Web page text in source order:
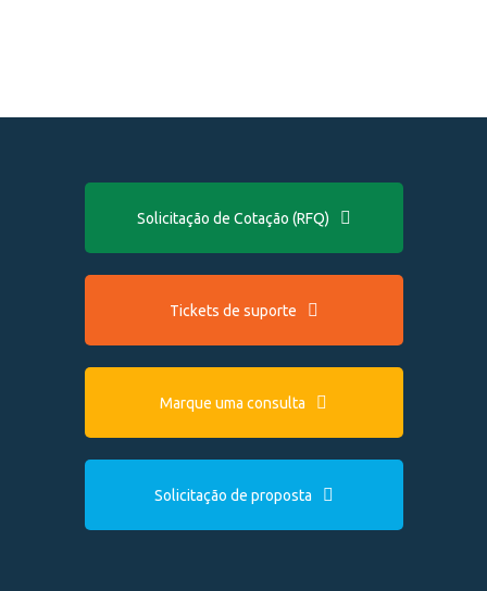
Solicitação de Cotação (RFQ)
Tickets de suporte
Marque uma consulta
Solicitação de proposta